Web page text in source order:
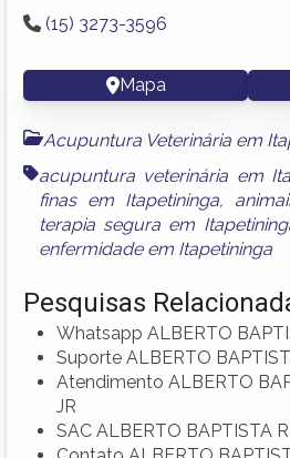
(15) 3273-3596
Mapa
Acupuntura Veterinária em
acupuntura veterinária em
finas em Itapetininga,
terapia segura em
enfermidade em Itapetininga
Pesquisas
Whatsapp ALBERTO
Suporte ALBERTO
Atendimento ALBERTO
JR
SAC ALBERTO BAPTISTA